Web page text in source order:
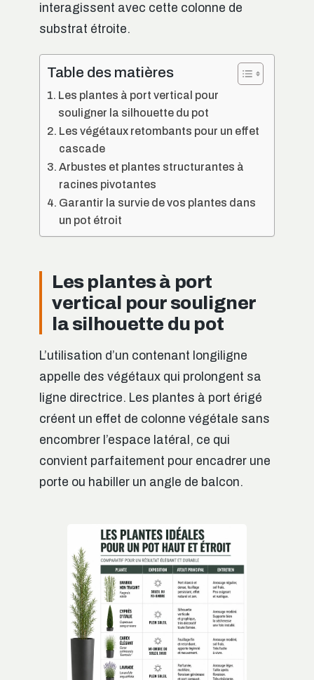
interagissent avec cette colonne de
substrat étroite.
Table des matières
Les plantes à port vertical pour
souligner la silhouette du pot
Les végétaux retombants pour un effet
cascade
Arbustes et plantes structurantes à
racines pivotantes
Garantir la survie de vos plantes dans
un pot étroit
Les plantes à port
vertical pour souligner
la silhouette du pot
L’utilisation d’un contenant longiligne
appelle des végétaux qui prolongent sa
ligne directrice. Les plantes à port érigé
créent un effet de colonne végétale sans
encombrer l’espace latéral, ce qui
convient parfaitement pour encadrer une
porte ou habiller un angle de balcon.